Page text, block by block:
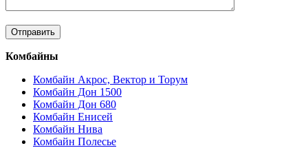
Комбайны
Комбайн Акрос, Вектор и Торум
Комбайн Дон 1500
Комбайн Дон 680
Комбайн Енисей
Комбайн Нива
Комбайн Полесье